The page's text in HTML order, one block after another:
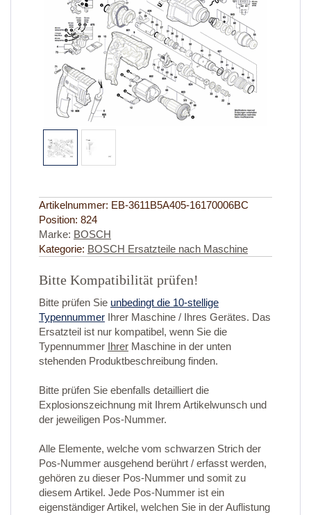
Artikelnummer: EB-3611B5A405-16170006BC
Position: 824
Marke: BOSCH
Kategorie: BOSCH Ersatzteile nach Maschine
Bitte Kompatibilität prüfen!
Bitte prüfen Sie unbedingt die 10-stellige
Typennummer Ihrer Maschine / Ihres Gerätes. Das
Ersatzteil ist nur kompatibel, wenn Sie die
Typennummer Ihrer Maschine in der unten
stehenden Produktbeschreibung finden.
Bitte prüfen Sie ebenfalls detailliert die
Explosionszeichnung mit Ihrem Artikelwunsch und
der jeweiligen Pos-Nummer.
Alle Elemente, welche vom schwarzen Strich der
Pos-Nummer ausgehend berührt / erfasst werden,
gehören zu dieser Pos-Nummer und somit zu
diesem Artikel. Jede Pos-Nummer ist ein
eigenständiger Artikel, welchen Sie in der Auflistung